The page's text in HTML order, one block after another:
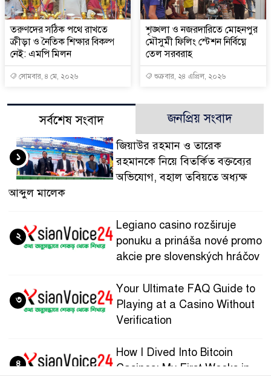
তরুণদের সঠিক পথে রাখতে
ক্রীড়া ও নৈতিক শিক্ষার বিকল্প
নেই: এমপি মিলন
সোমবার, ৪ মে, ২০২৬
শৃঙ্খলা ও নজরদারিতে মোহনপুর
মৌসুমী ফিলিং স্টেশন নির্বিঘ্নে
তেল সরবরাহ
শুক্রবার, ২৪ এপ্রিল, ২০২৬
সর্বশেষ সংবাদ জনপ্রিয় সংবাদ
জিয়াউর রহমান ও তারেক
রহমানকে নিয়ে বিতর্কিত বক্তব্যের
অভিযোগ, বহাল তবিয়তে অধ্যক্ষ
আব্দুল মালেক
১
Legiano casino rozširuje
ponuku a prináša nové promo
akcie pre slovenských hráčov
২
Your Ultimate FAQ Guide to
Playing at a Casino Without
Verification
৩
How I Dived Into Bitcoin
Casinos: My First Weeks in
৪